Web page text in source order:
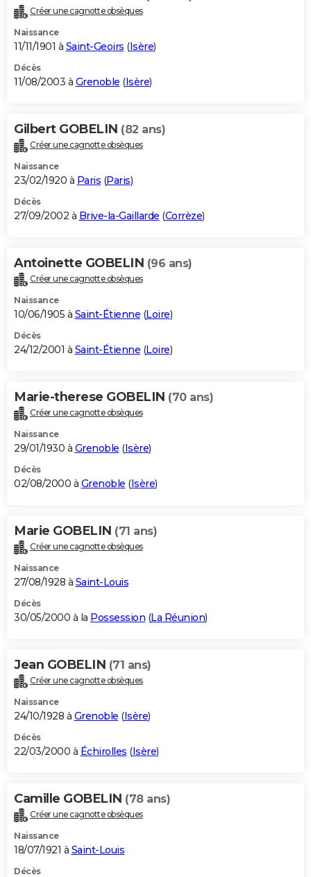
Créer une cagnotte obsèques
Naissance
11/11/1901 à Saint-Geoirs (Isère)
Décès
11/08/2003 à Grenoble (Isère)
Gilbert GOBELIN (82 ans)
Créer une cagnotte obsèques
Naissance
23/02/1920 à Paris (Paris)
Décès
27/09/2002 à Brive-la-Gaillarde (Corrèze)
Antoinette GOBELIN (96 ans)
Créer une cagnotte obsèques
Naissance
10/06/1905 à Saint-Étienne (Loire)
Décès
24/12/2001 à Saint-Étienne (Loire)
Marie-therese GOBELIN (70 ans)
Créer une cagnotte obsèques
Naissance
29/01/1930 à Grenoble (Isère)
Décès
02/08/2000 à Grenoble (Isère)
Marie GOBELIN (71 ans)
Créer une cagnotte obsèques
Naissance
27/08/1928 à Saint-Louis
Décès
30/05/2000 à la Possession (La Réunion)
Jean GOBELIN (71 ans)
Créer une cagnotte obsèques
Naissance
24/10/1928 à Grenoble (Isère)
Décès
22/03/2000 à Échirolles (Isère)
Camille GOBELIN (78 ans)
Créer une cagnotte obsèques
Naissance
18/07/1921 à Saint-Louis
Décès